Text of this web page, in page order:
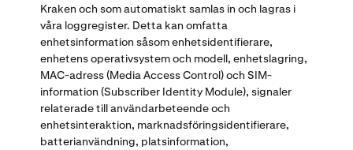
Kraken och som automatiskt samlas in och lagras i
våra loggregister. Detta kan omfatta
enhetsinformation såsom enhetsidentifierare,
enhetens operativsystem och modell, enhetslagring,
MAC-adress (Media Access Control) och SIM-
information (Subscriber Identity Module), signaler
relaterade till användarbeteende och
enhetsinteraktion, marknadsföringsidentifierare,
batterianvändning, platsinformation,